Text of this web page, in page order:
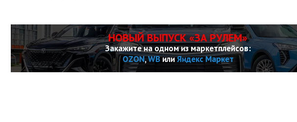
НОВЫЙ ВЫПУСК «ЗА РУЛЕМ»
Закажите на одном из маркетплейсов:
OZON,WBилиЯндекс Маркет